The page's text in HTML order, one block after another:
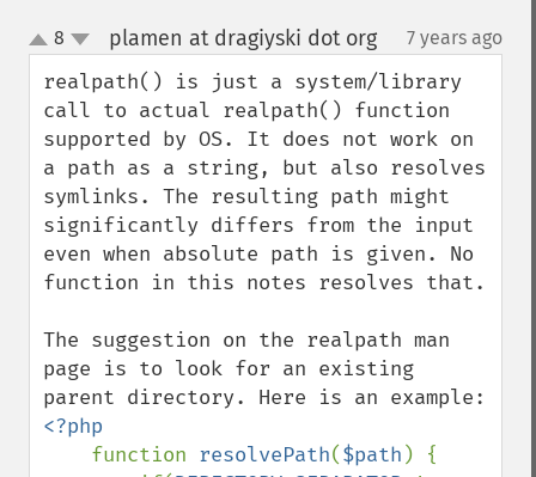
up
down
8 plamen at dragiyski dot org¶ 7 years ago
realpath() is just a system/library
call to actual realpath() function
supported by OS. It does not work on
a path as a string, but also resolves
symlinks. The resulting path might
significantly differs from the input
even when absolute path is given. No
function in this notes resolves that.
The suggestion on the realpath man
page is to look for an existing
<?php
function resolvePath($path ) {